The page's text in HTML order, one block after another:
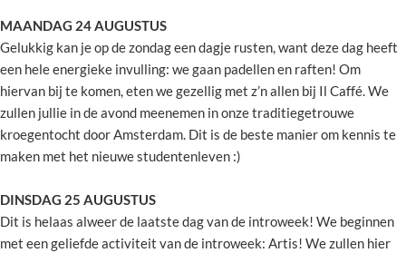
MAANDAG 24 AUGUSTUS
Gelukkig kan je op de zondag een dagje rusten, want deze dag heeft
een hele energieke invulling: we gaan padellen en raften! Om
hiervan bij te komen, eten we gezellig met z’n allen bij Il Caffé. We
zullen jullie in de avond meenemen in onze traditiegetrouwe
kroegentocht door Amsterdam. Dit is de beste manier om kennis te
maken met het nieuwe studentenleven :)
DINSDAG 25 AUGUSTUS
Dit is helaas alweer de laatste dag van de introweek! We beginnen
met een geliefde activiteit van de introweek: Artis! We zullen hier